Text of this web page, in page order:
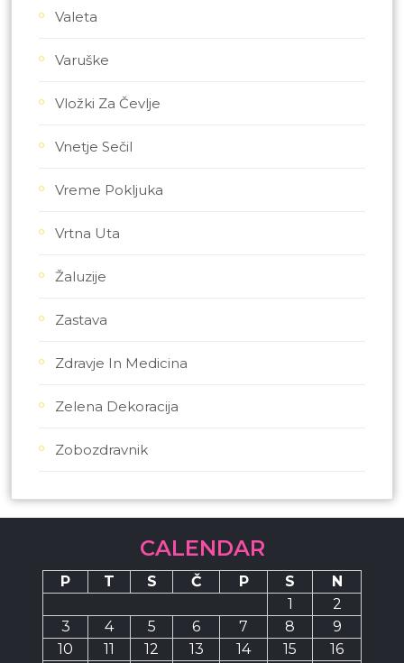
Valeta
Varuške
Vložki Za Čevlje
Vnetje Sečil
Vreme Pokljuka
Vrtna Uta
Žaluzije
Zastava
Zdravje In Medicina
Zelena Dekoracija
Zobozdravnik
CALENDAR
P T S Č P S
N
1
2
3
4 5 6 7 8
9
10
11 12 13 14 15
16